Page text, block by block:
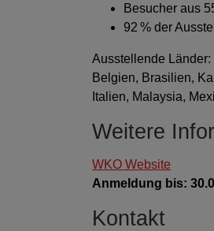
Besucher aus
92 % der
Ausstellende
Belgien, Brasilien,
Italien, Malaysia,
Weitere
WKO Website
Anmeldung bis:
Kontakt